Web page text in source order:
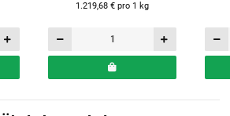
1.219,68 € pro 1 kg